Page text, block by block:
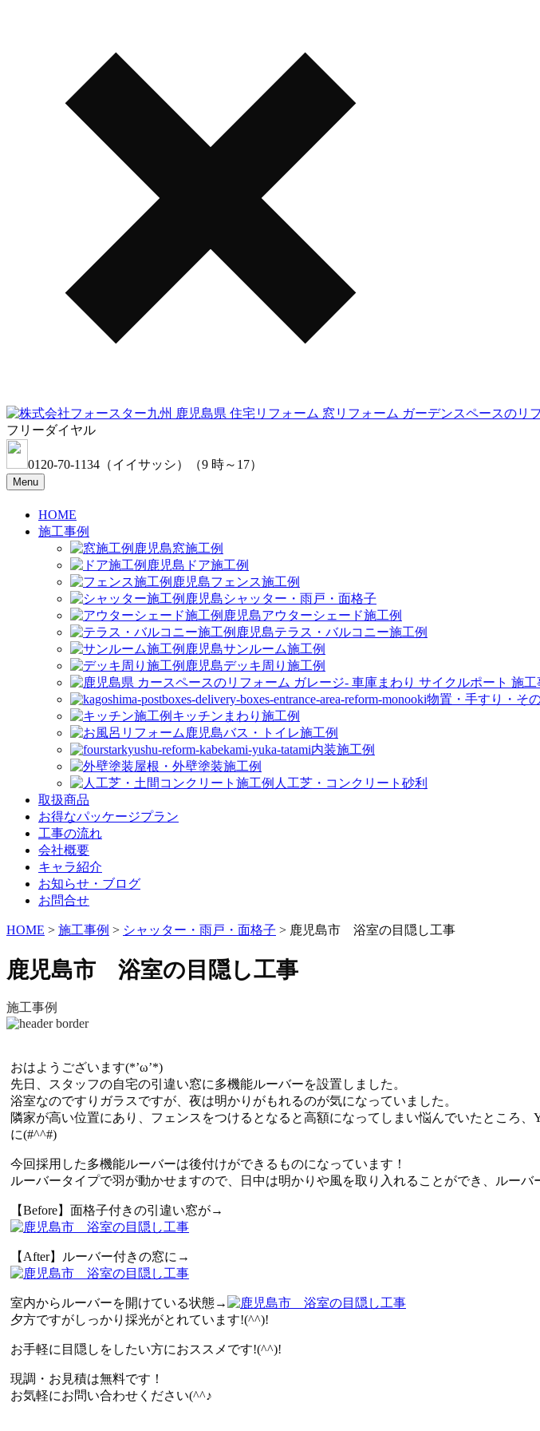
フリーダイヤル
0120-70-1134 （イイサッシ） （9 時～17）
Menu
HOME
施工事例
窓施工例
ドア施工例
フェンス施工例
シャッター・雨戸・面格子
アウターシェード施工例
テラス・バルコニー施工例
サンルーム施工例
デッキ周り施工例
物置・手すり・そ
キッチンまわり施工例
バス・トイレ施工例
内装施工例
屋根・外壁塗装施工例
人工芝・コンクリート砂利
取扱商品
お得なパッケージプラン
工事の流れ
会社概要
キャラ紹介
お知らせ・ブログ
お問合せ
HOME > 施工事例 > シャッター・雨戸・面格子 > 鹿児島市 浴室の目隠し工事
鹿児島市 浴室の目隠し工事
施工事例
おはようございます(*’ω’*)
先日、スタッフの自宅の引違い窓に多機能ルーバーを設置しました。
浴室なのですりガラスですが、夜は明かりがもれるのが気になっていました。
隣家が高い位置にあり、フェンスをつけるとなると高額になってしまい悩んでいたところ
に(#^^#)
今回採用した多機能ルーバーは後付けができるものになっています！
ルーバータイプで羽が動かせますので、日中は明かりや風を取り入れることができ、ルー
【Before】面格子付きの引違い窓が→
【After】ルーバー付きの窓に→
室内からルーバーを開けている状態→
夕方ですがしっかり採光がとれています!(^^)!
お手軽に目隠しをしたい方におススメです!(^^)!
現調・お見積は無料です！
お気軽にお問い合わせください(^^♪